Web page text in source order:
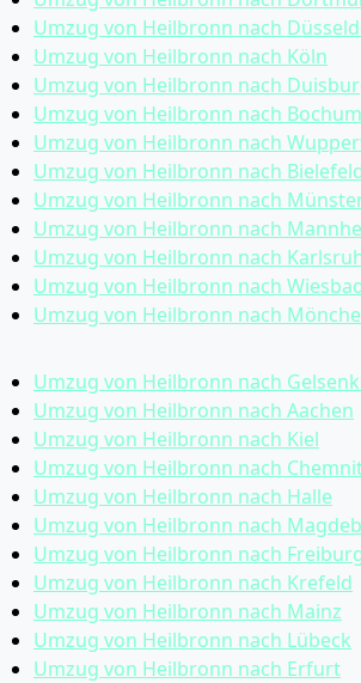
Umzug von Heilbronn nach
Umzug von Heilbronn nach Köln
Umzug von Heilbronn nach
Umzug von Heilbronn nach Bochum
Umzug von Heilbronn nach
Umzug von Heilbronn nach
Umzug von Heilbronn nach
Umzug von Heilbronn nach
Umzug von Heilbronn nach
Umzug von Heilbronn nach
Umzug von Heilbronn nach
Umzug von Heilbronn nach
Umzug von Heilbronn nach Aachen
Umzug von Heilbronn nach Kiel
Umzug von Heilbronn nach
Umzug von Heilbronn nach Halle
Umzug von Heilbronn nach
Umzug von Heilbronn nach
Umzug von Heilbronn nach Krefeld
Umzug von Heilbronn nach Mainz
Umzug von Heilbronn nach Lübeck
Umzug von Heilbronn nach Erfurt